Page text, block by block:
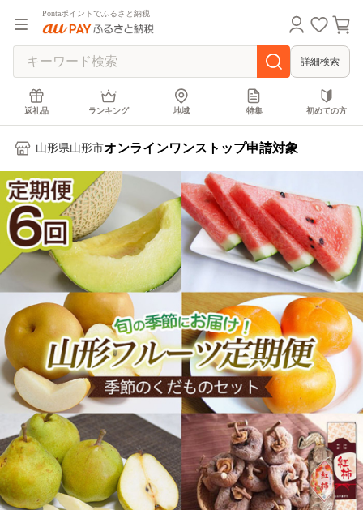
Pontaポイントでふるさと納税
詳細検索
返礼品 ランキング 地域 特集 初めての方
山形県山形市オンラインワンストップ申請対象